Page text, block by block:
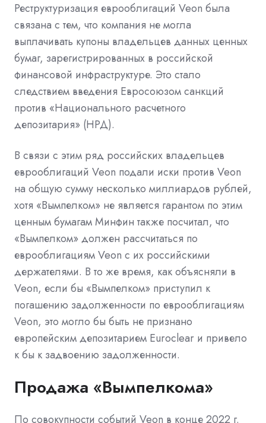
Реструктуризация еврооблигаций Veon была
связана с тем, что компания не могла
выплачивать купоны владельцев данных ценных
бумаг, зарегистрированных в российской
финансовой инфраструктуре. Это стало
следствием введения Евросоюзом санкций
против «Национального расчетного
депозитария» (НРД).
В связи с этим ряд российских владельцев
еврооблигаций Veon подали иски против Veon
на общую сумму несколько миллиардов рублей,
хотя «Вымпелком» не является гарантом по этим
ценным бумагам Минфин также посчитал, что
«Вымпелком» должен рассчитаться по
еврооблигациям Veon с их российскими
держателями. В то же время, как объясняли в
Veon, если бы «Вымпелком» приступил к
погашению задолженности по еврооблигациям
Veon, это могло бы быть не признано
европейским депозитарием Euroclear и привело
к бы к задвоению задолженности.
Продажа «Вымпелкома»
По совокупности событий Veon в конце 2022 г.